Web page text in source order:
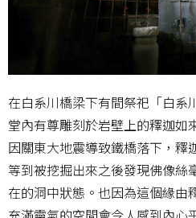
在白系川橋梁下有間祭祀「白系
堂內有尊雕刻於岩壁上的釋迦如
因關東大地震導致鐵橋落下，釋
等到被挖掘出來之後發現佛像絲
在的洞中狀態。也因為這個緣由